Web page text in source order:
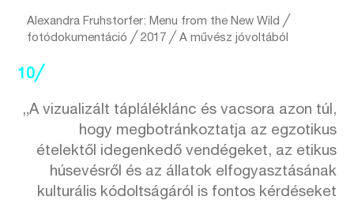
Alexandra Fruhstorfer: Menu from the New Wild ╱
fotódokumentáció ╱ 2017 ╱ A művész jóvoltából
10╱
„A vizualizált tápláléklánc és vacsora azon túl,
hogy megbotránkoztatja az egzotikus
ételektől idegenkedő vendégeket, az etikus
húsevésről és az állatok elfogyasztásának
kulturális kódoltságáról is fontos kérdéseket